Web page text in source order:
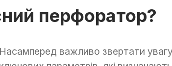
перфоратор?
Насамперед важливо звертати увагу